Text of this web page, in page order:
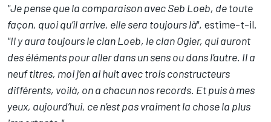
"Je pense que la comparaison avec Seb Loeb, de toute
façon, quoi qu’il arrive, elle sera toujours là", estime-t-il.
"Il y aura toujours le clan Loeb, le clan Ogier, qui auront
des éléments pour aller dans un sens ou dans l’autre. Il a
neuf titres, moi j’en ai huit avec trois constructeurs
différents, voilà, on a chacun nos records. Et puis à mes
yeux, aujourd’hui, ce n’est pas vraiment la chose la plus